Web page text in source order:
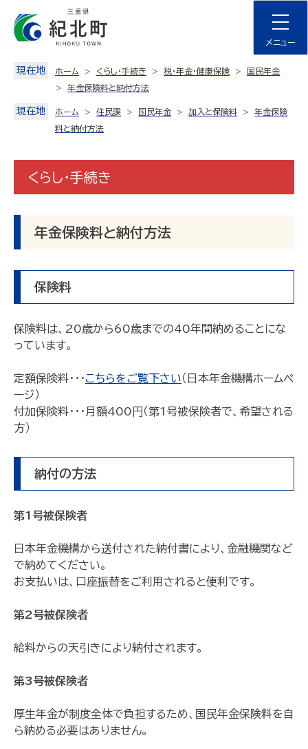
content
メニュー
現在地 ホーム くらし・手続き 税・年金・健康保険
国民年金
年金保険料と納付方法
現在地 ホーム 住民課 国民年金 加入と保険料
年金保険
料と納付方法
くらし・手続き
年金保険料と納付方法
保険料
保険料は、20歳から60歳までの40年間納めることにな
っています。
定額保険料・・・こちらをご覧下さい（日本年金機構ホームペ
ージ）
付加保険料・・・月額400円（第1号被保険者で、希望される
方）
納付の方法
第1号被保険者
日本年金機構から送付された納付書により、金融機関など
で納めてください。
お支払いは、口座振替をご利用されると便利です。
第2号被保険者
給料からの天引きにより納付されます。
第3号被保険者
厚生年金が制度全体で負担するため、国民年金保険料を自
ら納める必要はありません。